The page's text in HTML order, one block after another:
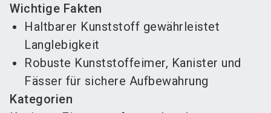
Wichtige Fakten
Haltbarer Kunststoff gewährleistet
Langlebigkeit
Robuste Kunststoffeimer, Kanister und
Fässer für sichere Aufbewahrung
Kategorien